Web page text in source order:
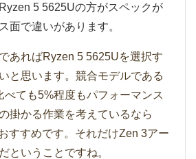
5 5625Uの方がスペックが
面で違いがあります。
あればRyzen 5 5625Uを選択す
と思います。競合モデルである
ても5%程度もパフォーマンス
掛かる作業を考えているなら
すすめです。それだけZen 3アー
ということですね。